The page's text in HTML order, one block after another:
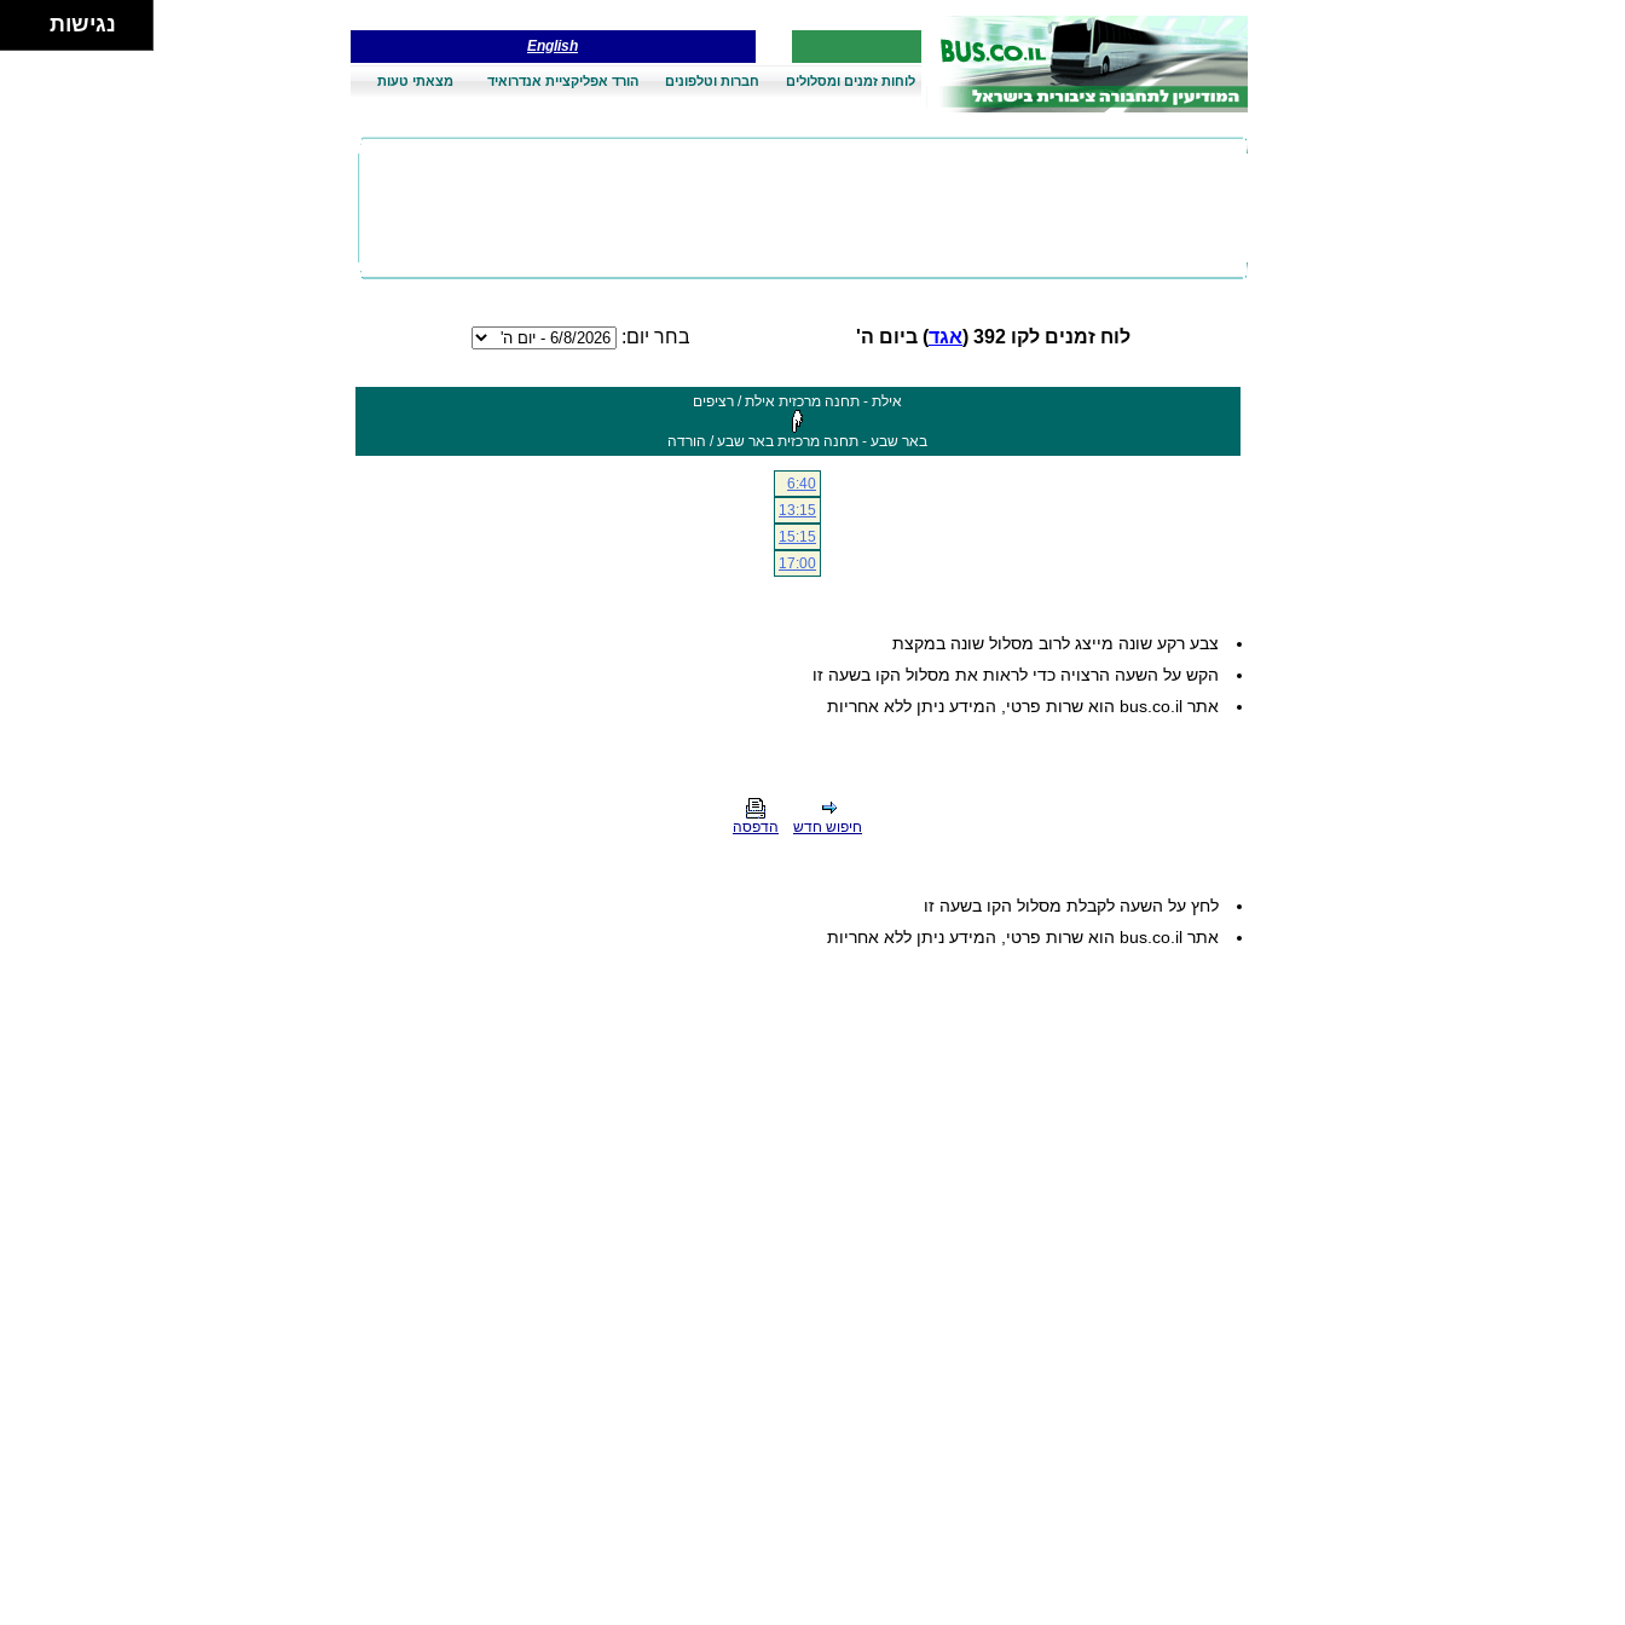
English
לוחות זמנים ומסלולים חברות וטלפונים הורד אפליקציית אנדרואיד מצאתי טעות
לוח זמנים לקו 392 ( אגד) ביום ה' בחר יום:
אילת - תחנה מרכזית אילת / רציפים
באר שבע - תחנה מרכזית באר שבע / הורדה
6:40
13:15
15:15
17:00
צבע רקע שונה מייצג לרוב מסלול שונה במקצת
הקש על השעה הרצויה כדי לראות את מסלול הקו בשעה זו
אתר bus.co.il הוא שרות פרטי, המידע ניתן ללא אחריות
חיפוש חדש הדפסה
לחץ על השעה לקבלת מסלול הקו בשעה זו
אתר bus.co.il הוא שרות פרטי, המידע ניתן ללא אחריות
נגישות